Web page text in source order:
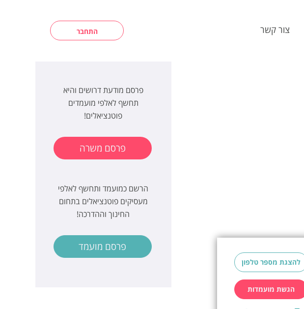
התחבר צור קשר
להצגת מספר טלפון
הגשת מועמדות
פרסם מודעת דרושים והיא
תחשף לאלפי מועמדים
פוטנציאלים!
פרסם משרה
הרשם כמועמד ותחשף לאלפי
מעסיקים פוטנציאלים בתחום
החינוך וההדרכה!
פרסם מועמד